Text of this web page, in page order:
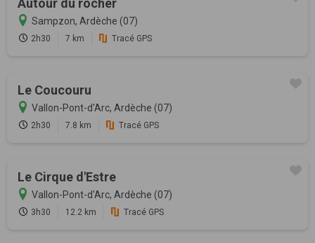
Autour du rocher
Sampzon, Ardèche (07)
2h30 7 km Tracé GPS
Le Coucouru
Vallon-Pont-d'Arc, Ardèche (07)
2h30 7.8 km Tracé GPS
Le Cirque d'Estre
Vallon-Pont-d'Arc, Ardèche (07)
3h30 12.2 km Tracé GPS